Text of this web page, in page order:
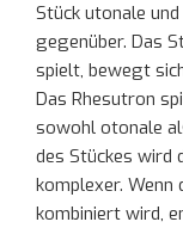
Stück utonale
gegenüber. Das
spielt, bewegt
Das Rhesutron
sowohl otonale
des Stückes wird
komplexer.
kombiniert wird,